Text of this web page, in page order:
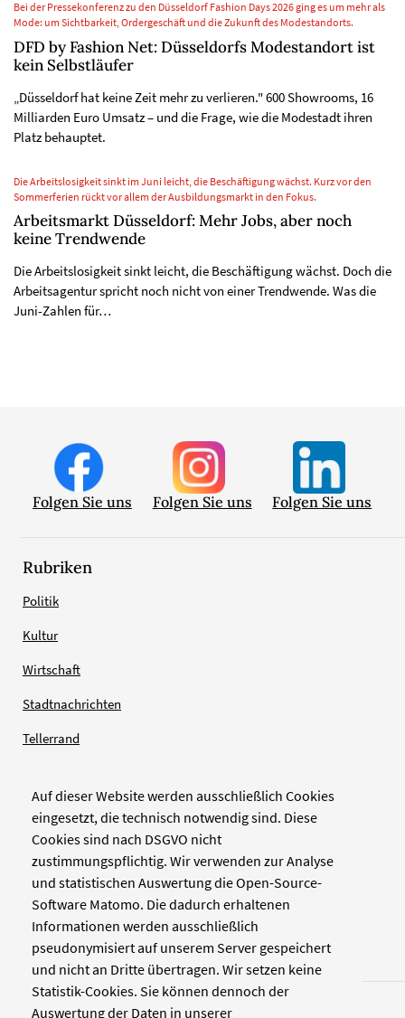
Auf dieser Website werden ausschließlich Cookies
eingesetzt, die technisch notwendig sind. Diese
Cookies sind nach DSGVO nicht
zustimmungspflichtig. Wir verwenden zur Analyse
und statistischen Auswertung die Open-Source-
Software Matomo. Die dadurch erhaltenen
Informationen werden ausschließlich
pseudonymisiert auf unserem Server gespeichert
und nicht an Dritte übertragen. Wir setzen keine
Statistik-Cookies. Sie können dennoch der
Auswertung der Daten in unserer
Bei der Pressekonferenz zu den Düsseldorf Fashion Days 2026 ging es um mehr als
Mode: um Sichtbarkeit, Ordergeschäft und die Zukunft des Modestandorts.
DFD by Fashion Net: Düsseldorfs Modestandort ist
kein Selbstläufer
„Düsseldorf hat keine Zeit mehr zu verlieren." 600 Showrooms, 16
Milliarden Euro Umsatz – und die Frage, wie die Modestadt ihren
Platz behauptet.
Die Arbeitslosigkeit sinkt im Juni leicht, die Beschäftigung wächst. Kurz vor den
Sommerferien rückt vor allem der Ausbildungsmarkt in den Fokus.
Arbeitsmarkt Düsseldorf: Mehr Jobs, aber noch
keine Trendwende
Die Arbeitslosigkeit sinkt leicht, die Beschäftigung wächst. Doch die
Arbeitsagentur spricht noch nicht von einer Trendwende. Was die
Juni-Zahlen für…
Folgen Sie uns Folgen Sie uns Folgen Sie uns
Rubriken
Politik
Kultur
Wirtschaft
Stadtnachrichten
Tellerrand
Verlag
Zellwerk GmbH & Co KG
Pinienstraße 2
40233 Düsseldorf
www.zellwerk.com